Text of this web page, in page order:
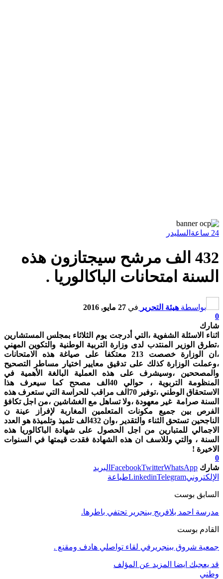
24 ساعة السليدر
432 الف مرشح سيجتازون هذه
السنة امتحانات الباكالوريا .
بواسطة هيئة التحرير في 27 مايو, 2016
0
شارك
اثناء الاسئلة الشفوية ،التي أدرجت يوم الثلاثاء بمجلس المستشارين
،تطرق الوزير المنتدب لدى وزارة التربية الوطنية والتكوين المهني
،ان الوزارة خصصت 213 معتكفا على صياغة هذه الامتحانات
،وعملت الوزارة كذلك على تدقيق معايير اختيار مساطر التصحيح
والمصححين ،وسيشرف على هذه العملية البالغة الأهمية في
المنظومة التربوية ، حوالي 40الف مصحح كما سيعرف هذا
الاستحقاق الوطني ،توفير 70الف مراقب للحراسة التي ستعرف هذه
السنة صرامة غير معهودة ،ولا تساهل مع الغشاشين ،من اجل تكافؤ
الفرص بين جميع مكونات المتعلمين المغاربة لإفراز عينة ن
الناجحين تستحق الثناء والتقدير ،وان 432الف تلميذ وتلميذة هو العدد
الاجمالي للمتبارين من اجل الحصول على شهادة الباكالوريا هذه
السنة ، والتي وللاسف ان هذه الشهادة فقدت قيمتها في السنوات
الاخيرة !
0
شارك
FacebookTwitterWhatsApp
البريد
الإلكتروني
LinkedinTelegram طباعة
السابق بوست
مدرسة احمد بلافريج ببنجرير تحتفي باطرها.
القادم بوست
جمعية شروق ببنجريرفي لقاء تواصلي هادف ومقنع .
قد يعجبك ايضا المزيد عن المؤلف
وطني